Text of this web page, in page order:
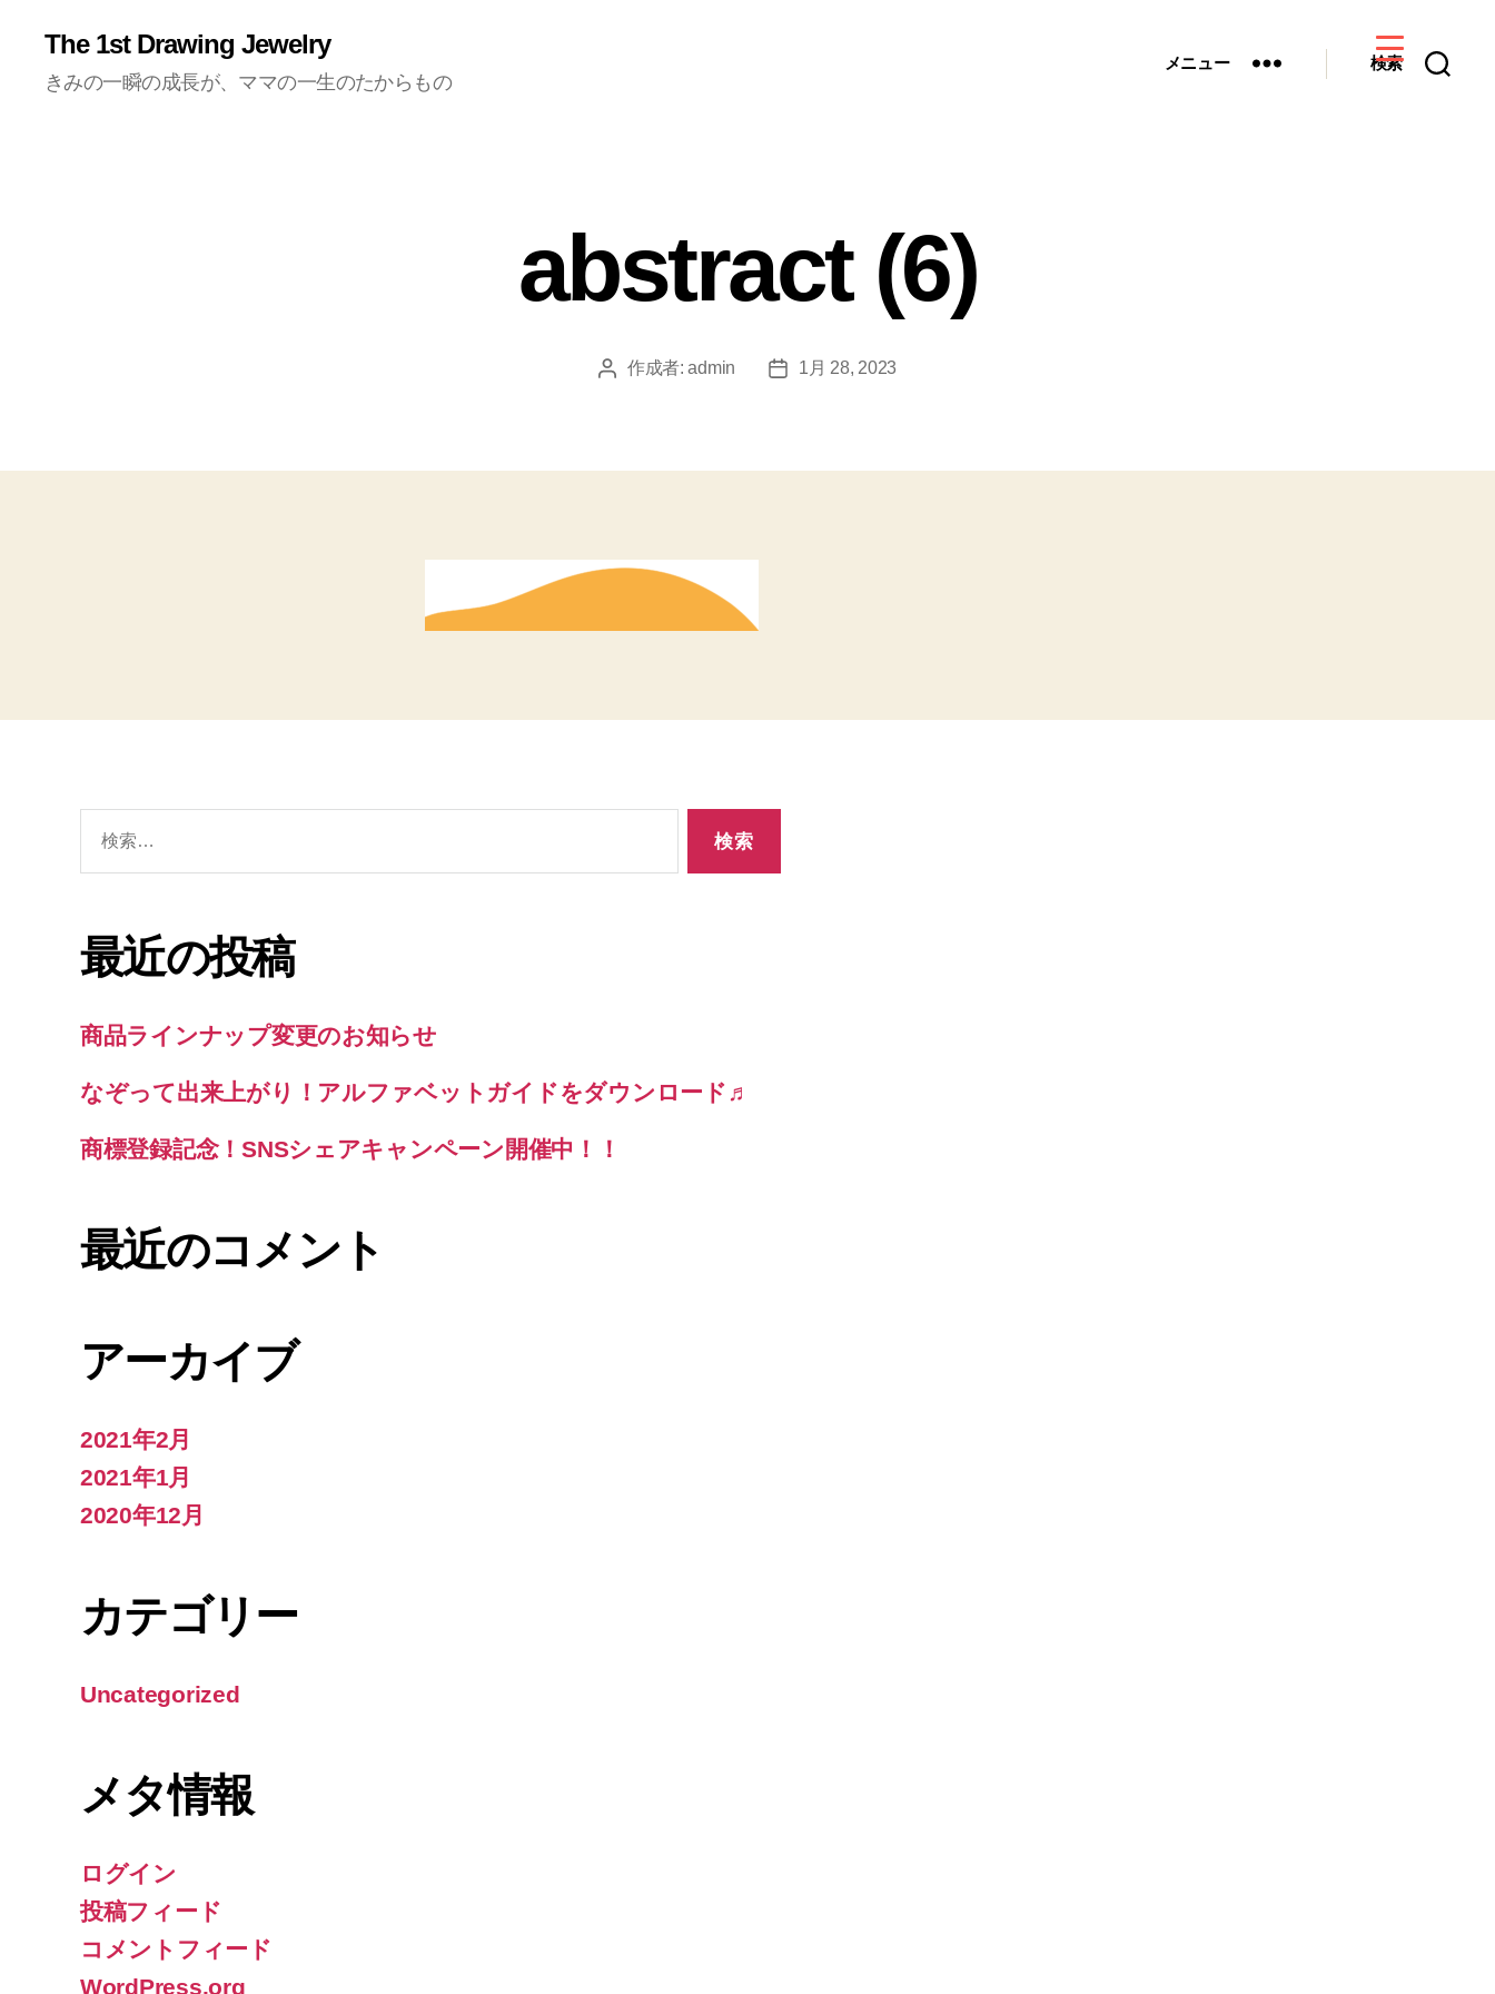
The 1st Drawing Jewelry
きみの一瞬の成長が、ママの一生のたからもの
メニュー 検索
abstract (6)
投 作成者:admin
投
1月 28, 2023
最近の投稿
商品ラインナップ変更のお知らせ
なぞって出来上がり！アルファベットガイドをダウンロード♬
商標登録記念！SNSシェアキャンペーン開催中！！
最近のコメント
アーカイブ
2021年2月
2021年1月
2020年12月
カテゴリー
Uncategorized
メタ情報
ログイン
投稿フィード
コメントフィード
WordPress.org